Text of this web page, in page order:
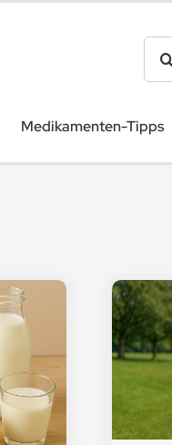
Medikamenten-Tipps